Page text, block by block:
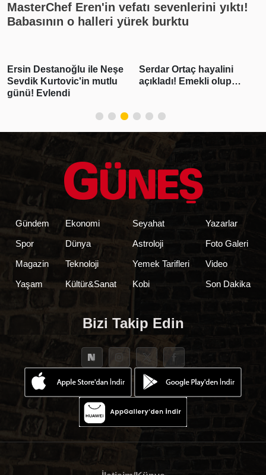
MasterChef Eren'in vefatı sevenlerini yıktı!
Babasının o halleri yürek burktu
Ersin Destanoğlu ile Neşe
Sevdik Kurtovic'in mutlu
günü! Evlendi
Serdar Ortaç hayalini
açıkladı! Emekli olup…
Gündem
Spor
Magazin
Yaşam
Ekonomi
Dünya
Teknoloji
Kültür&Sanat
Seyahat
Astroloji
Yemek Tarifleri
Kobi
Yazarlar
Foto Galeri
Video
Son Dakika
Bizi Takip Edin